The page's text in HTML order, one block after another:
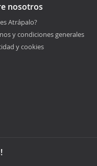
nosotros
Atrápalo?
y condiciones generales
y cookies